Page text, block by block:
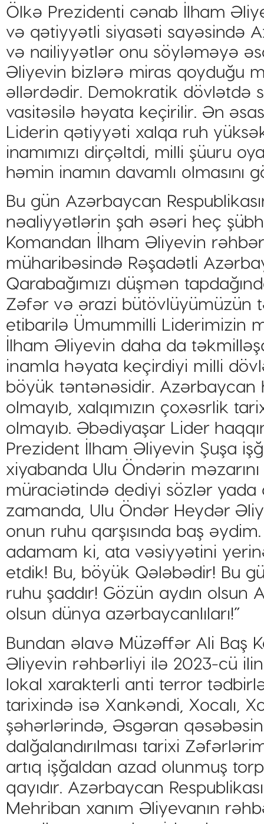
Ölkə Prezidenti cənab İlham
və qətiyyətli siyasəti sayəsində
və nailiyyətlər onu söyləməyə
Əliyevin bizlərə miras qoyduğu
əllərdədir. Demokratik dövlətdə
vasitəsilə həyata keçirilir. Ən
Liderin qətiyyəti xalqa ruh
inamımızı dirçəltdi, milli şüuru
həmin inamın davamlı
Bu gün Azərbaycan
nəaliyyətlərin şah əsəri heç
Komandan İlham Əliyevin
müharibəsində Rəşadətli
Qarabağımızı düşmən
Zəfər və ərazi bütövlüyümüzün
etibarilə Ümummilli Liderimizin
İlham Əliyevin daha da
inamla həyata keçirdiyi milli
böyük təntənəsidir.
olmayıb, xalqımızın çoxəsrlik
olmayıb. Əbədiyaşar Lider
Prezident İlham Əliyevin Şuşa
xiyabanda Ulu Öndərin
müraciətində dediyi sözlər yada
zamanda, Ulu Öndər Heydər
onun ruhu qarşısında baş
adamam ki, ata vəsiyyətini
etdik! Bu, böyük Qələbədir! Bu
ruhu şaddır! Gözün aydın olsun
olsun dünya azərbaycanlıları!”
Bundan əlavə Müzəffər Ali Baş
Əliyevin rəhbərliyi ilə 2023-cü
lokal xarakterli anti terror
tarixində isə Xankəndi, Xocalı,
şəhərlərində, Əsgəran
dalğalandırılması tarixi
artıq işğaldan azad olunmuş
qayıdır. Azərbaycan
Mehriban xanım Əliyevanın